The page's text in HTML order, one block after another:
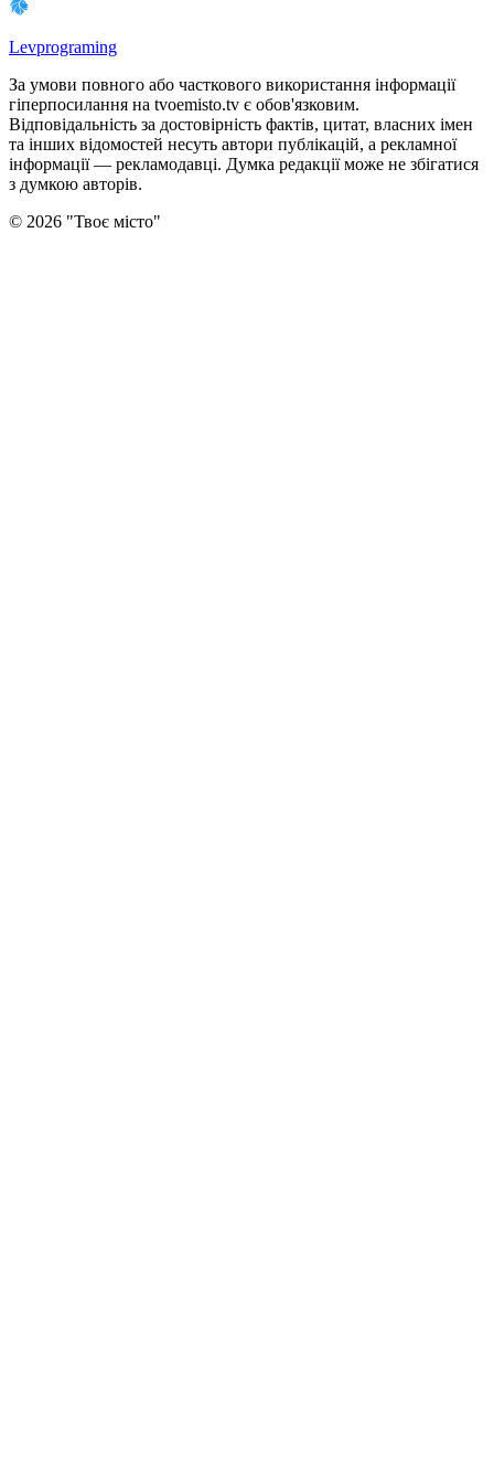
Levprograming
За умови повного або часткового використання iнформацiї
гіперпосилання на tvoemisto.tv є обов'язковим.
Відповідальність за достовірність фактів, цитат, власних імен
та інших відомостей несуть автори публікацій, а рекламної
інформації — рекламодавці. Думка редакцiї може не збiгатися
з думкою авторiв.
© 2026 "Твоє місто"